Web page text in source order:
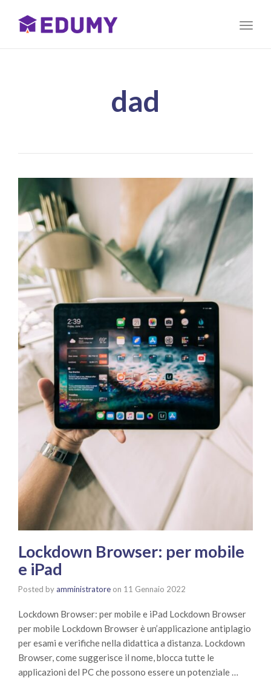
dad
Lockdown Browser: per mobile
e iPad
Posted byamministratore on 11 Gennaio 2022
Lockdown Browser: per mobile e iPad Lockdown Browser
per mobile Lockdown Browser è un’applicazione antiplagio
per esami e verifiche nella didattica a distanza. Lockdown
Browser, come suggerisce il nome, blocca tutte le
applicazioni del PC che possono essere un potenziale …